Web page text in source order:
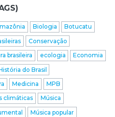
Biologia
Botucatu
Conservação
brasileira ecologia
Economia
do Brasil
Medicina
MPB
climáticas
Música
Música popular